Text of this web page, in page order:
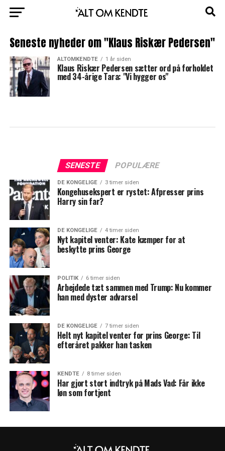
Seneste nyheder om "Klaus Riskær Pedersen"
ALTOMKENDTE 1 år siden
Klaus Riskær Pedersen sætter ord på forholdet
med 34-årige Tara: "Vi hygger os"
SENESTE POPULÆRE
DE KONGELIGE 3 timer siden
Kongehusekspert er rystet: Afpresser prins
Harry sin far?
DE KONGELIGE 4 timer siden
Nyt kapitel venter: Kate kæmper for at
beskytte prins George
POLITIK 6 timer siden
Arbejdede tæt sammen med Trump: Nu kommer
han med dyster advarsel
DE KONGELIGE 7 timer siden
Helt nyt kapitel venter for prins George: Til
efteråret pakker han tasken
KENDTE 8 timer siden
Har gjort stort indtryk på Mads Vad: Får ikke
løn som fortjent